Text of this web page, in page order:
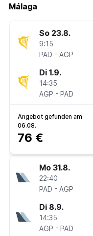
Málaga
So 23.8.
9:15
PAD - AGP
Di 1.9.
14:35
AGP - PAD
Angebot gefunden am
06.08.
76 €
Mo 31.8.
22:40
PAD - AGP
Di 8.9.
14:35
AGP - PAD